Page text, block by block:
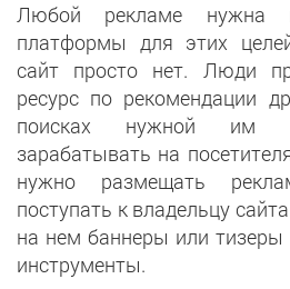
Любой рекламе нужна
платформы для этих
сайт просто нет. Люди
ресурс по рекомендации
поисках нужной им
зарабатывать на
нужно размещать
поступать к владельцу
на нем баннеры или
инструменты.